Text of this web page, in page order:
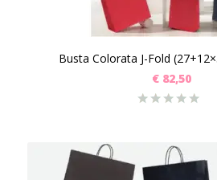
Busta Colorata J-Fold
€ 82,50